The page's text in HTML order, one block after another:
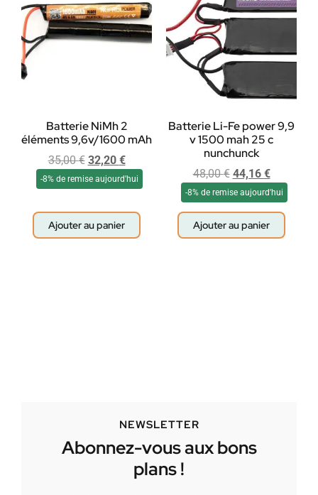
Batterie NiMh 2
éléments 9,6v/1600 mAh
35,00€ 32,20 €
-8% de remise aujourd'hui
Ajouter au panier
Batterie Li-Fe power 9,9
v 1500 mah 25 c
nunchunck
48,00€ 44,16 €
-8% de remise aujourd'hui
Ajouter au panier
NEWSLETTER
Abonnez-vous aux bons
plans !